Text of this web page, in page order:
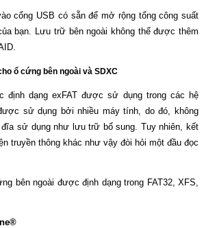
cổng USB có sẵn để mở rộng tổng công suất
bạn. Lưu trữ bên ngoài không thể được thêm
ổ cứng bên ngoài và SDXC
định dạng exFAT được sử dụng trong các hệ
sử dụng bởi nhiều máy tính, do đó, không
đĩa sử dụng như lưu trữ bổ sung. Tuy nhiên, kết
truyền thông khác như vậy đòi hỏi một đầu đọc
bên ngoài được định dạng trong FAT32, XFS,